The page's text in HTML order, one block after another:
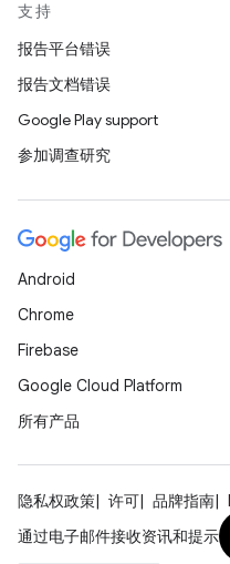
支持
报告平台错误
报告文档错误
Google Play support
参加调查研究
Android
Chrome
Firebase
Google Cloud Platform
所有产品
隐私权政策 许可 品牌指南
通过电子邮件接收资讯和提示